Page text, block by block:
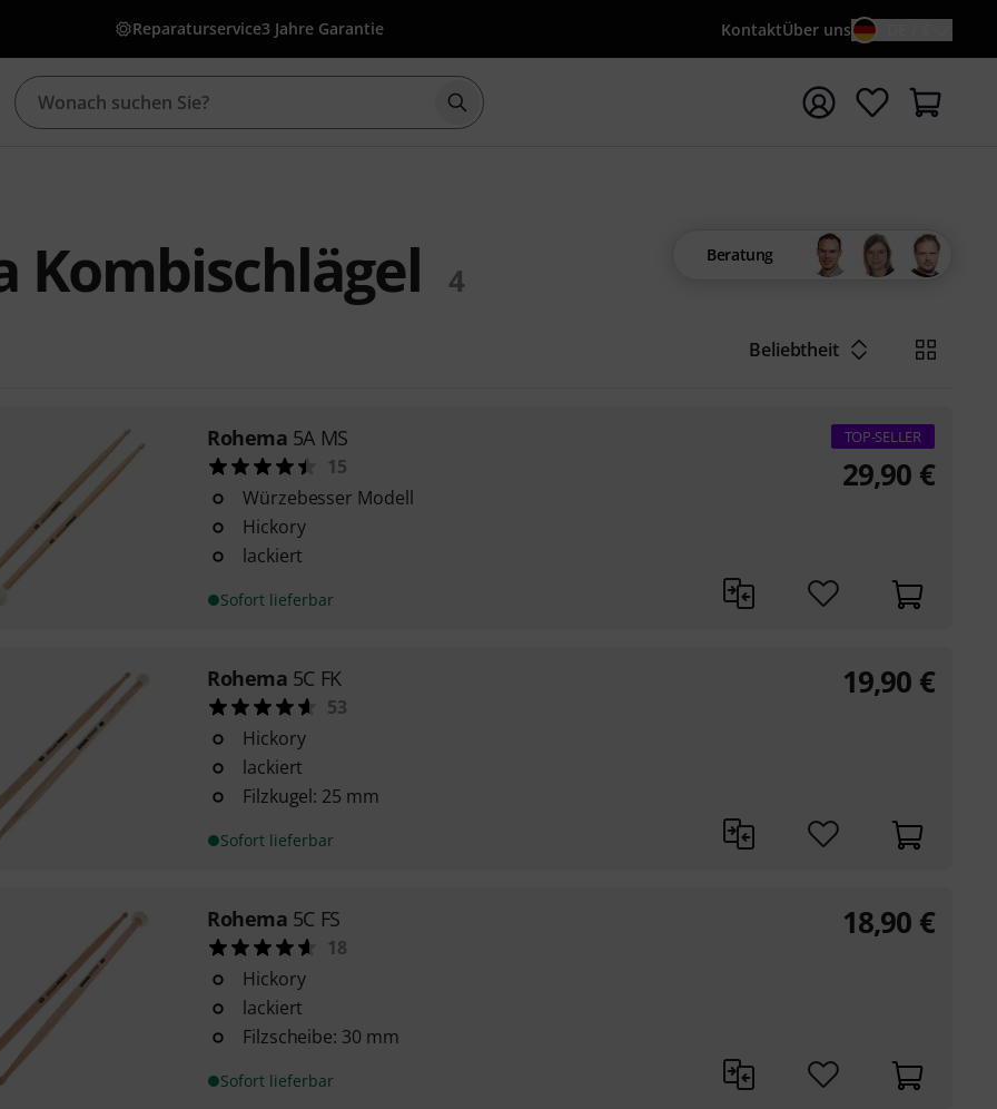
Reparaturservice3 Jahre Garantie KontaktÜber uns
Suche mit Suchwort {searchTerm} starten
Kombischlägel 4
Beratung
Beliebtheit
Rohema 5A MS
15
Würzebesser Modell
Hickory
lackiert
Sofort lieferbar
TOP-SELLER
29,90 €
Rohema 5C FK
53
Hickory
lackiert
Filzkugel: 25 mm
Sofort lieferbar
19,90 €
Rohema 5C FS
18
Hickory
lackiert
Filzscheibe: 30 mm
Sofort lieferbar
18,90 €